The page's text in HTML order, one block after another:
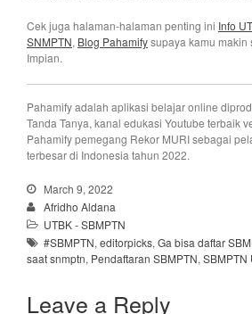
Cek juga halaman-halaman penting ini Info
SNMPTN, Blog Pahamifysupaya kamu makin
Impian.
Pahamify adalah aplikasi belajar online
Tanda Tanya, kanal edukasi Youtube terbaik
Pahamify pemegang Rekor MURI sebagai
terbesar di Indonesia tahun 2022.
March 9, 2022
Afridho Aldana
UTBK - SBMPTN
#SBMPTN, editorpicks, Ga bisa daftar
saat snmptn, Pendaftaran SBMPTN, SBMPTN
Leave a Reply